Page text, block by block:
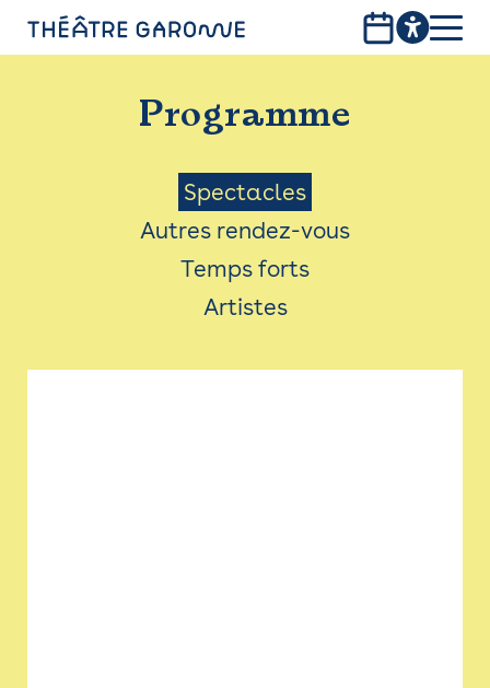
PROGRAMME
INFOS PRATIQUES
AVEC LES PUBLICS
ACCESSIBILITÉ
LES PRODUCTIONS
Programme
Menu
Saison
Spectacles
Autres rendez-vous
Temps forts
Artistes